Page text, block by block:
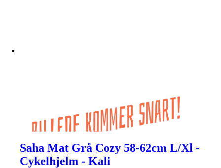
Saha Mat Grå Cozy 58-62cm L/Xl -
Cykelhjelm - Kali